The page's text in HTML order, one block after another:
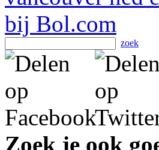
zoek
Zoek je ook